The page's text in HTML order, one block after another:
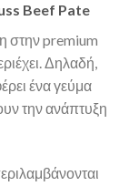
Beef Pate
στην premium
Δηλαδή,
ένα γεύμα
την ανάπτυξη